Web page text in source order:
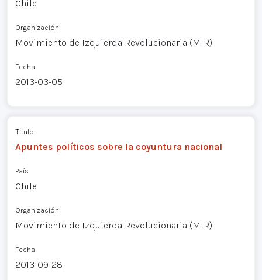
Chile
Organización
Movimiento de Izquierda Revolucionaria (MIR)
Fecha
2013-03-05
Título
Apuntes políticos sobre la coyuntura nacional
País
Chile
Organización
Movimiento de Izquierda Revolucionaria (MIR)
Fecha
2013-09-28